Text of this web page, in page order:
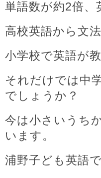
単語数が約2倍、
高校英語から文
小学校で英語が
それだけでは中
でしょうか？
今は小さいうち
います。
浦野子ども英語